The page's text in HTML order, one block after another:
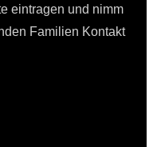
eintragen und nimm
Familien Kontakt